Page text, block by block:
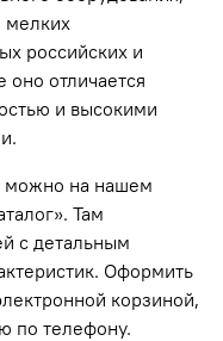
мелких
российских и
отличается
и высокими
можно на нашем
Там
с детальным
Оформить
корзиной,
по телефону.